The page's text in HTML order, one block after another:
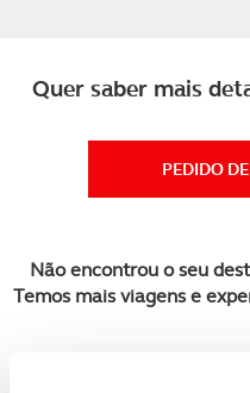
Quer saber mais
PEDIDO
Não encontrou o seu
Temos mais viagens e